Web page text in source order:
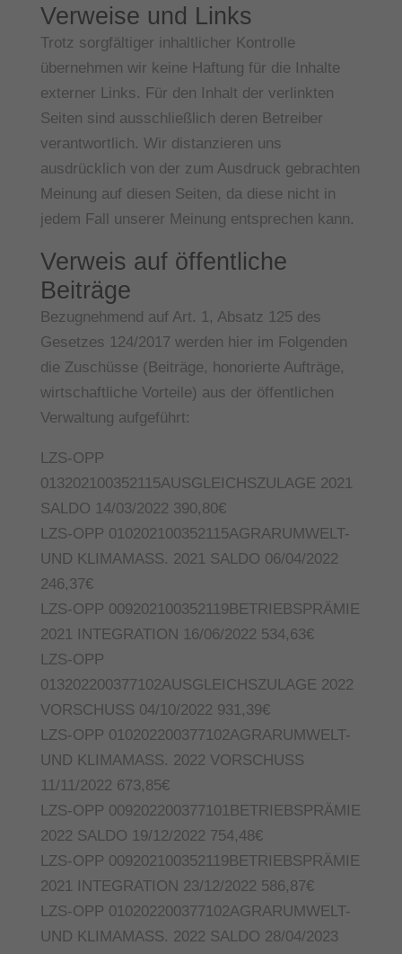
Verweise und Links
Trotz sorgfältiger inhaltlicher Kontrolle
übernehmen wir keine Haftung für die Inhalte
externer Links. Für den Inhalt der verlinkten
Seiten sind ausschließlich deren Betreiber
verantwortlich. Wir distanzieren uns
ausdrücklich von der zum Ausdruck gebrachten
Meinung auf diesen Seiten, da diese nicht in
jedem Fall unserer Meinung entsprechen kann.
Verweis auf öffentliche
Beiträge
Bezugnehmend auf Art. 1, Absatz 125 des
Gesetzes 124/2017 werden hier im Folgenden
die Zuschüsse (Beiträge, honorierte Aufträge,
wirtschaftliche Vorteile) aus der öffentlichen
Verwaltung aufgeführt:
LZS-OPP
013202100352115AUSGLEICHSZULAGE 2021
SALDO 14/03/2022 390,80€
LZS-OPP 010202100352115AGRARUMWELT-
UND KLIMAMASS. 2021 SALDO 06/04/2022
246,37€
LZS-OPP 009202100352119BETRIEBSPRÄMIE
2021 INTEGRATION 16/06/2022 534,63€
LZS-OPP
013202200377102AUSGLEICHSZULAGE 2022
VORSCHUSS 04/10/2022 931,39€
LZS-OPP 010202200377102AGRARUMWELT-
UND KLIMAMASS. 2022 VORSCHUSS
11/11/2022 673,85€
LZS-OPP 009202200377101BETRIEBSPRÄMIE
2022 SALDO 19/12/2022 754,48€
LZS-OPP 009202100352119BETRIEBSPRÄMIE
2021 INTEGRATION 23/12/2022 586,87€
LZS-OPP 010202200377102AGRARUMWELT-
UND KLIMAMASS. 2022 SALDO 28/04/2023